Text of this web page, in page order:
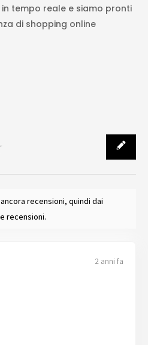
tempo reale e siamo pronti
di shopping online
recensioni, quindi dai
recensioni.
2 anni fa